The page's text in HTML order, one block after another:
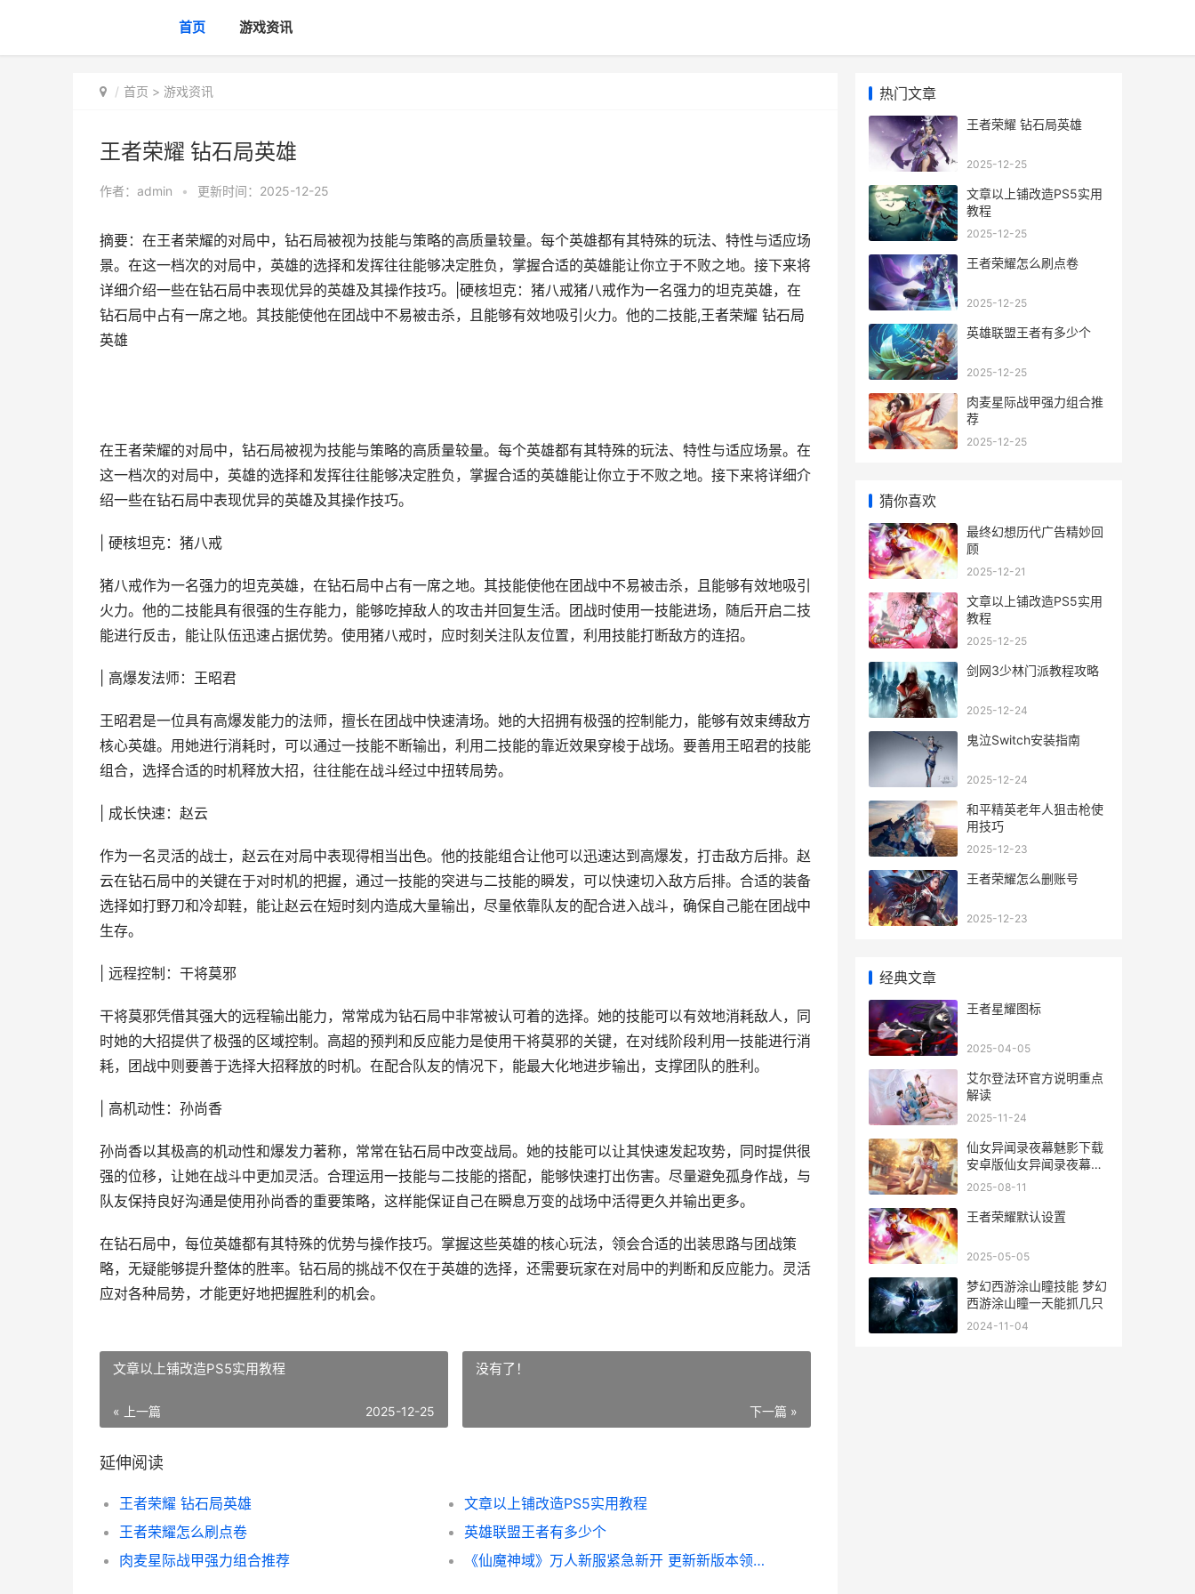
首页 游戏资讯
首页 > 游戏资讯
王者荣耀 钻石局英雄
作者： admin • 更新时间：2025-12-25
摘要：在王者荣耀的对局中，钻石局被视为技能与策略的高质量较量。每个英雄都有其特殊的玩法、特性与适应场
景。在这一档次的对局中，英雄的选择和发挥往往能够决定胜负，掌握合适的英雄能让你立于不败之地。接下来将
详细介绍一些在钻石局中表现优异的英雄及其操作技巧。|硬核坦克：猪八戒猪八戒作为一名强力的坦克英雄，在
钻石局中占有一席之地。其技能使他在团战中不易被击杀，且能够有效地吸引火力。他的二技能,王者荣耀 钻石局
英雄
在王者荣耀的对局中，钻石局被视为技能与策略的高质量较量。每个英雄都有其特殊的玩法、特性与适应场景。在
这一档次的对局中，英雄的选择和发挥往往能够决定胜负，掌握合适的英雄能让你立于不败之地。接下来将详细介
绍一些在钻石局中表现优异的英雄及其操作技巧。
| 硬核坦克：猪八戒
猪八戒作为一名强力的坦克英雄，在钻石局中占有一席之地。其技能使他在团战中不易被击杀，且能够有效地吸引
火力。他的二技能具有很强的生存能力，能够吃掉敌人的攻击并回复生活。团战时使用一技能进场，随后开启二技
能进行反击，能让队伍迅速占据优势。使用猪八戒时，应时刻关注队友位置，利用技能打断敌方的连招。
| 高爆发法师：王昭君
王昭君是一位具有高爆发能力的法师，擅长在团战中快速清场。她的大招拥有极强的控制能力，能够有效束缚敌方
核心英雄。用她进行消耗时，可以通过一技能不断输出，利用二技能的靠近效果穿梭于战场。要善用王昭君的技能
组合，选择合适的时机释放大招，往往能在战斗经过中扭转局势。
| 成长快速：赵云
作为一名灵活的战士，赵云在对局中表现得相当出色。他的技能组合让他可以迅速达到高爆发，打击敌方后排。赵
云在钻石局中的关键在于对时机的把握，通过一技能的突进与二技能的瞬发，可以快速切入敌方后排。合适的装备
选择如打野刀和冷却鞋，能让赵云在短时刻内造成大量输出，尽量依靠队友的配合进入战斗，确保自己能在团战中
生存。
| 远程控制：干将莫邪
干将莫邪凭借其强大的远程输出能力，常常成为钻石局中非常被认可着的选择。她的技能可以有效地消耗敌人，同
时她的大招提供了极强的区域控制。高超的预判和反应能力是使用干将莫邪的关键，在对线阶段利用一技能进行消
耗，团战中则要善于选择大招释放的时机。在配合队友的情况下，能最大化地进步输出，支撑团队的胜利。
| 高机动性：孙尚香
孙尚香以其极高的机动性和爆发力著称，常常在钻石局中改变战局。她的技能可以让其快速发起攻势，同时提供很
强的位移，让她在战斗中更加灵活。合理运用一技能与二技能的搭配，能够快速打出伤害。尽量避免孤身作战，与
队友保持良好沟通是使用孙尚香的重要策略，这样能保证自己在瞬息万变的战场中活得更久并输出更多。
在钻石局中，每位英雄都有其特殊的优势与操作技巧。掌握这些英雄的核心玩法，领会合适的出装思路与团战策
略，无疑能够提升整体的胜率。钻石局的挑战不仅在于英雄的选择，还需要玩家在对局中的判断和反应能力。灵活
应对各种局势，才能更好地把握胜利的机会。
文章以上铺改造PS5实用教程
« 上一篇 2025-12-25
没有了！
下一篇 »
延伸阅读
王者荣耀 钻石局英雄
文章以上铺改造PS5实用教程
王者荣耀怎么刷点卷
英雄联盟王者有多少个
肉麦星际战甲强力组合推荐
《仙魔神域》万人新服紧急新开 更新新版本领取豪华大礼 仙魔神域破解版刷元宝版本
热门文章
王者荣耀 钻石局英雄
2025-12-25
文章以上铺改造PS5实用
教程
2025-12-25
王者荣耀怎么刷点卷
2025-12-25
英雄联盟王者有多少个
2025-12-25
肉麦星际战甲强力组合推
荐
2025-12-25
猜你喜欢
最终幻想历代广告精妙回
顾
2025-12-21
文章以上铺改造PS5实用
教程
2025-12-25
剑网3少林门派教程攻略
2025-12-24
鬼泣Switch安装指南
2025-12-24
和平精英老年人狙击枪使
用技巧
2025-12-23
王者荣耀怎么删账号
2025-12-23
经典文章
王者星耀图标
2025-04-05
艾尔登法环官方说明重点
解读
2025-11-24
仙女异闻录夜幕魅影下载
安卓版仙女异闻录夜幕魅
影下载游戏新鲜地址和开
2025-08-11
王者荣耀默认设置
2025-05-05
梦幻西游涂山瞳技能 梦幻
西游涂山瞳一天能抓几只
2024-11-04